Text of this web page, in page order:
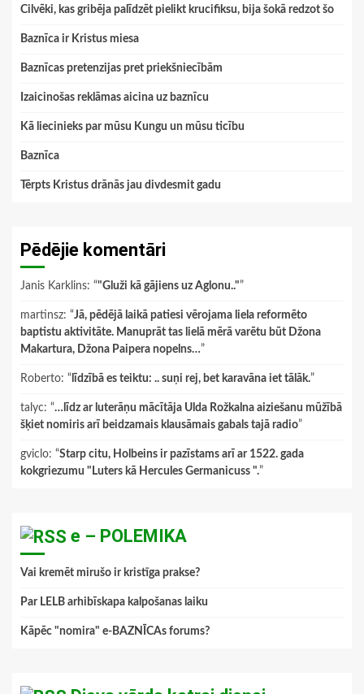
Cilvēki, kas gribēja palīdzēt pielikt krucifiksu, bija šokā redzot šo
Baznīca ir Kristus miesa
Baznīcas pretenzijas pret priekšniecībām
Izaicinošas reklāmas aicina uz baznīcu
Kā liecinieks par mūsu Kungu un mūsu ticību
Baznīca
Tērpts Kristus drānās jau divdesmit gadu
Pēdējie komentāri
Janis Karklins: “"Gluži kā gājiens uz Aglonu.."”
martinsz: “Jā, pēdējā laikā patiesi vērojama liela reformēto
baptistu aktivitāte. Manuprāt tas lielā mērā varētu būt Džona
Makartura, Džona Paipera nopelns…”
Roberto: “ līdzībā es teiktu: .. suņi rej, bet karavāna iet tālāk.”
talyc: “…līdz ar luterāņu mācītāja Ulda Rožkalna aiziešanu mūžībā
šķiet nomiris arī beidzamais klausāmais gabals tajā radio”
gviclo: “Starp citu, Holbeins ir pazīstams arī ar 1522. gada
kokgriezumu "Luters kā Hercules Germanicuss ".”
e – POLEMIKA
Vai kremēt mirušo ir kristīga prakse?
Par LELB arhibīskapa kalpošanas laiku
Kāpēc "nomira" e-BAZNĪCAs forums?